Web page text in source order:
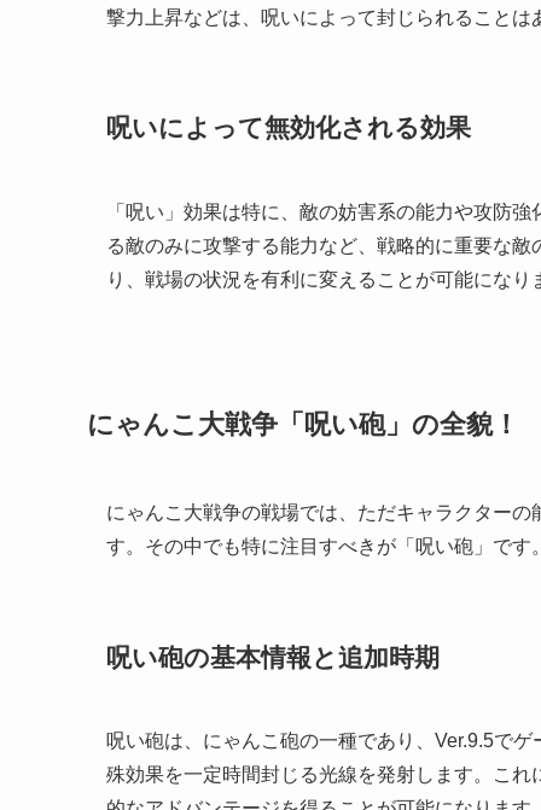
撃力上昇などは、呪いによって封じられることは
呪いによって無効化される効果
「呪い」効果は特に、敵の妨害系の能力や攻防
る敵のみに攻撃する能力など、戦略的に重要な
り、戦場の状況を有利に変えることが可能になり
にゃんこ大戦争「呪い砲」の全貌！
にゃんこ大戦争の戦場では、ただキャラクター
す。その中でも特に注目すべきが「呪い砲」で
呪い砲の基本情報と追加時期
呪い砲は、にゃんこ砲の一種であり、Ver.9.5で
殊効果を一定時間封じる光線を発射します。こ